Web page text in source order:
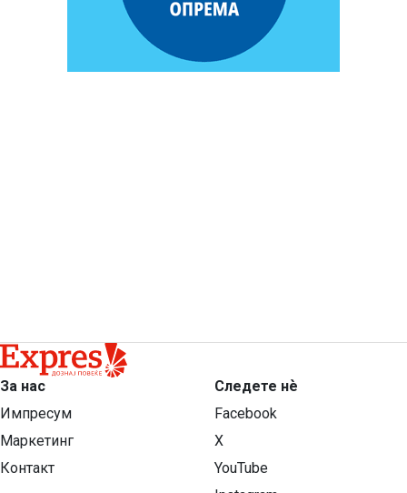
За нас
Импресум
Маркетинг
Контакт
Следете нѐ
Facebook
X
YouTube